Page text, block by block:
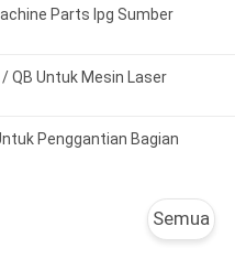
Parts Ipg Sumber
QB Untuk Mesin Laser
Penggantian Bagian
Semua